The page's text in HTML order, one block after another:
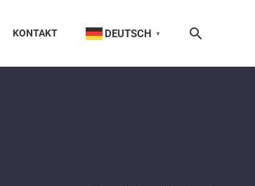
KONTAKT DEUTSCH ▼